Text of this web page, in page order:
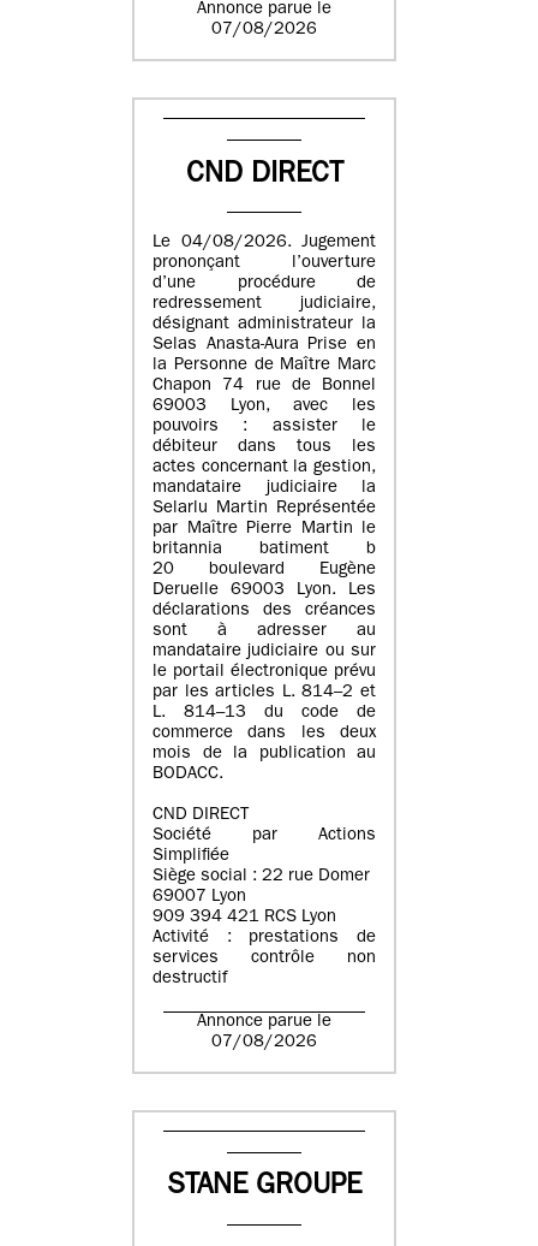
Annonce parue le
07/08/2026
CND DIRECT
Le 04/08/2026. Jugement
prononçant l’ouverture
d’une procédure de
redressement judiciaire,
désignant administrateur la
Selas Anasta-Aura Prise en
la Personne de Maître Marc
Chapon 74 rue de Bonnel
69003 Lyon, avec les
pouvoirs : assister le
débiteur dans tous les
actes concernant la gestion,
mandataire judiciaire la
Selarlu Martin Représentée
par Maître Pierre Martin le
britannia batiment b
20 boulevard Eugène
Deruelle 69003 Lyon. Les
déclarations des créances
sont à adresser au
mandataire judiciaire ou sur
le portail électronique prévu
par les articles L. 814–2 et
L. 814–13 du code de
commerce dans les deux
mois de la publication au
BODACC.
CND DIRECT
Société par Actions
Simplifiée
Siège social : 22 rue Domer
69007 Lyon
909 394 421 RCS Lyon
Activité : prestations de
services contrôle non
destructif
Annonce parue le
07/08/2026
STANE GROUPE